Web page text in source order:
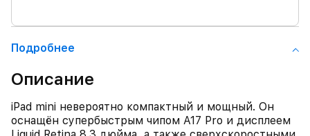
Подробнее
Описание
iPad mini невероятно компактный и мощный. Он
оснащён супербыстрым чипом A17 Pro и дисплеем